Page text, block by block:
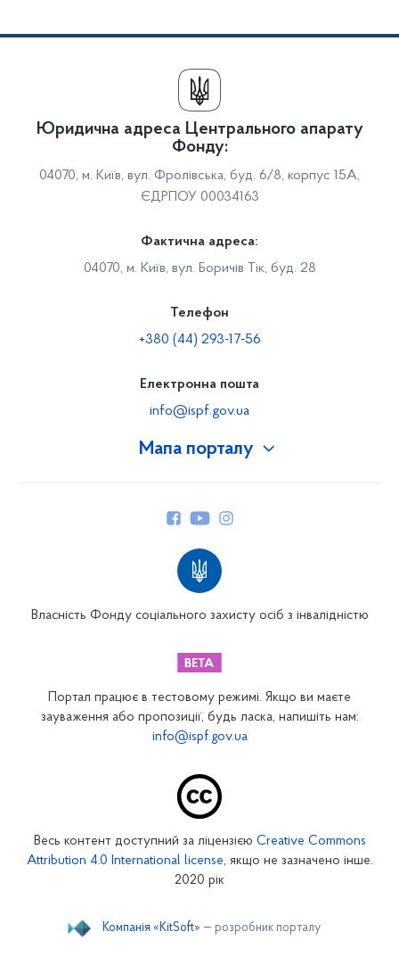
Мапа порталу
Закарпатське відділення
Запорізьке відділення
Кіровоградське відділення
Миколаївське відділення
Юридична адреса Центрального апарату
Фонду:
04070, м. Київ, вул. Фролівська, буд. 6/8, корпус 15А,
ЄДРПОУ 00034163
Фактична адреса:
04070, м. Київ, вул. Боричів Тік, буд. 28
Телефон
+380 (44) 293-17-56
Електронна пошта
info@ispf.gov.ua
Власність Фонду соціального захисту осіб з інвалідністю
Портал працює в тестовому режимі. Якщо ви маєте
зауваження або пропозиції, будь ласка, напишіть нам:
info@ispf.gov.ua
Весь контент доступний за ліцензією Creative Commons
Attribution 4.0 International license, якщо не зазначено інше.
2020 рік
Компанія «KitSoft» — розробник порталу